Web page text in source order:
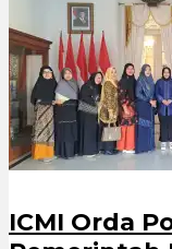
ICMI Orda